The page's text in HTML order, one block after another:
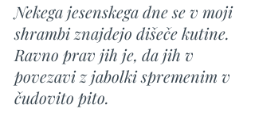
Nekega jesenskega dne se v moji
shrambi znajdejo dišeče kutine.
Ravno prav jih je, da jih v
povezavi z jabolki spremenim v
čudovito pito.